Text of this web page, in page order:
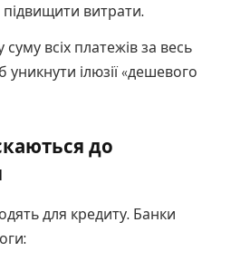
витрати.
всіх платежів за весь
ілюзії «дешевого
до
для кредиту. Банки